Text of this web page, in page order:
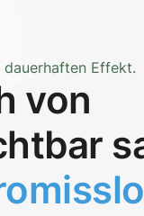
Effekt.
von